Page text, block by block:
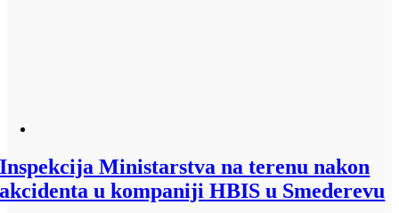
Inspekcija Ministarstva na terenu nakon
akcidenta u kompaniji HBIS u Smederevu